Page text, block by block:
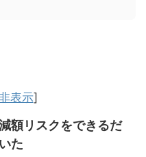
表示]
額リスクをできるだ
た